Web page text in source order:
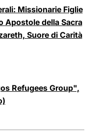
Missionarie Figlie
Apostole della Sacra
Suore di Carità
Refugees Group",